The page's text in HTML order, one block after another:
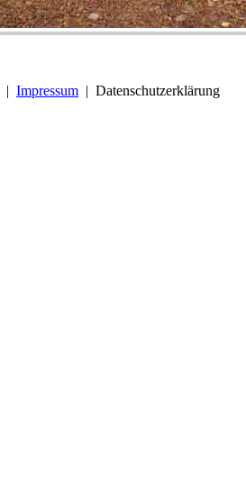
| Impressum | Datenschutzerklärung